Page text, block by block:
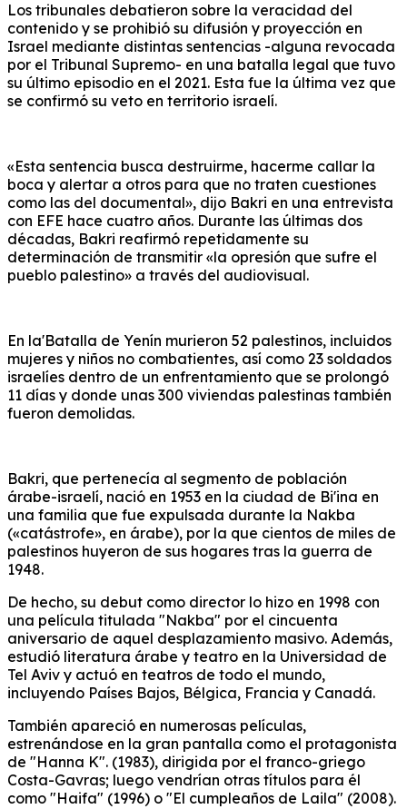
Los tribunales debatieron sobre la veracidad del
contenido y se prohibió su difusión y proyección en
Israel mediante distintas sentencias -alguna revocada
por el Tribunal Supremo- en una batalla legal que tuvo
su último episodio en el 2021. Esta fue la última vez que
se confirmó su veto en territorio israelí.
«Esta sentencia busca destruirme, hacerme callar la
boca y alertar a otros para que no traten cuestiones
como las del documental», dijo Bakri en una entrevista
con EFE hace cuatro años. Durante las últimas dos
décadas, Bakri reafirmó repetidamente su
determinación de transmitir «la opresión que sufre el
pueblo palestino» a través del audiovisual.
En la'Batalla de Yenín murieron 52 palestinos, incluidos
mujeres y niños no combatientes, así como 23 soldados
israelíes dentro de un enfrentamiento que se prolongó
11 días y donde unas 300 viviendas palestinas también
fueron demolidas.
Bakri, que pertenecía al segmento de población
árabe-israelí, nació en 1953 en la ciudad de Bi'ina en
una familia que fue expulsada durante la Nakba
(«catástrofe», en árabe), por la que cientos de miles de
palestinos huyeron de sus hogares tras la guerra de
1948.
De hecho, su debut como director lo hizo en 1998 con
una película titulada "Nakba" por el cincuenta
aniversario de aquel desplazamiento masivo. Además,
estudió literatura árabe y teatro en la Universidad de
Tel Aviv y actuó en teatros de todo el mundo,
incluyendo Países Bajos, Bélgica, Francia y Canadá.
También apareció en numerosas películas,
estrenándose en la gran pantalla como el protagonista
de "Hanna K". (1983), dirigida por el franco-griego
Costa-Gavras; luego vendrían otras títulos para él
como "Haifa" (1996) o "El cumpleaños de Laila" (2008).